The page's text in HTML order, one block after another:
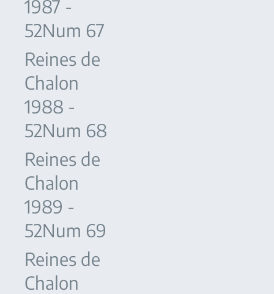
1987 -
52Num 67
Reines de
Chalon
1988 -
52Num 68
Reines de
Chalon
1989 -
52Num 69
Reines de
Chalon